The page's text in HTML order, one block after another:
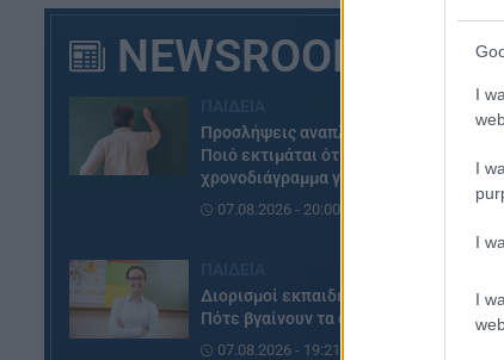
I
I
I
I
NEWSROOM
Προσλήψεις αναπληρωτών:
Ποιό εκτιμάται ότι θα είναι το
χρονοδιάγραμμα για φέτος
07.08.2026 - 20:00
Διορισμοί εκπαιδευτικών:
Πότε βγαίνουν τα ονόματα
07.08.2026 - 19:21